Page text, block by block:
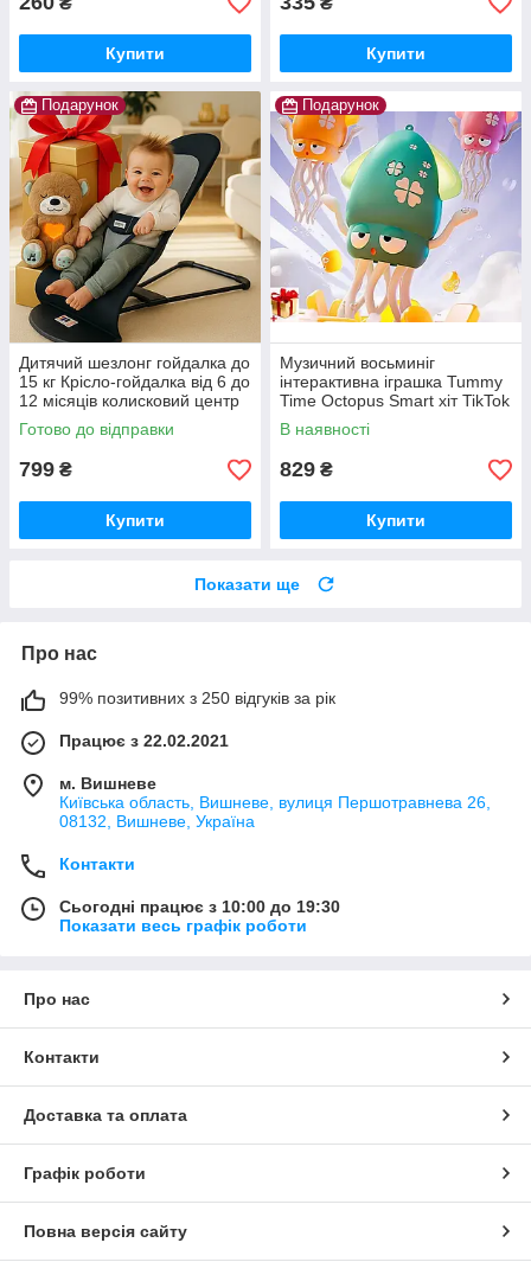
Купити Купити
Подарунок
Дитячий шезлонг гойдалка до
15 кг Крісло-гойдалка від 6 до
12 місяців колисковий центр
дитяча гойдалка
Готово до відправки
799 ₴
Купити
Подарунок
Музичний восьминіг
інтерактивна іграшка Tummy
Time Octopus Smart хіт TikTok
2025 танцює світиться
В наявності
829 ₴
Купити
Показати ще
Про нас
99% позитивних з 250 відгуків за рік
Працює з 22.02.2021
м. Вишневе
Київська область, Вишневе, вулиця Першотравнева 26,
08132, Вишневе, Україна
Контакти
Сьогодні працює з 10:00 до 19:30
Показати весь графік роботи
Про нас
Контакти
Доставка та оплата
Графік роботи
Повна версія сайту